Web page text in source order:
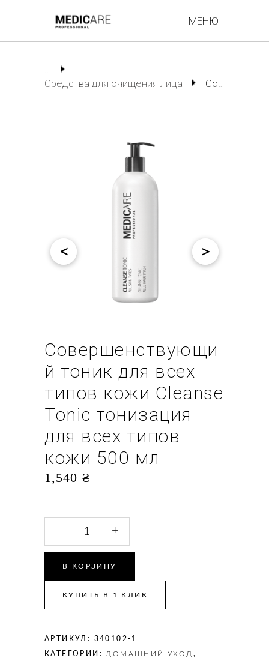
МЕНЮ
...
Средства для очищения лица
Совершенствующий тоник для всех типов кожи Cleanse Tonic тонизация для всех типов кожи 500 мл
< >
Совершенствующи
й тоник для всех
типов кожи Cleanse
Tonic тонизация
для всех типов
кожи 500 мл
1,540 ₴
для
всех
типов
кожи
Cleanse
тонизация
для
- +
В КОРЗИНУ
КУПИТЬ В 1 КЛИК
АРТИКУЛ: 340102-1
КАТЕГОРИИ: ДОМАШНИЙ УХОД ,